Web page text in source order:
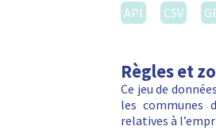
API
CSV
Règles et
Ce jeu de
les communes
relatives à